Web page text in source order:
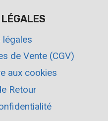
légales
de Vente (CGV)
aux cookies
Retour